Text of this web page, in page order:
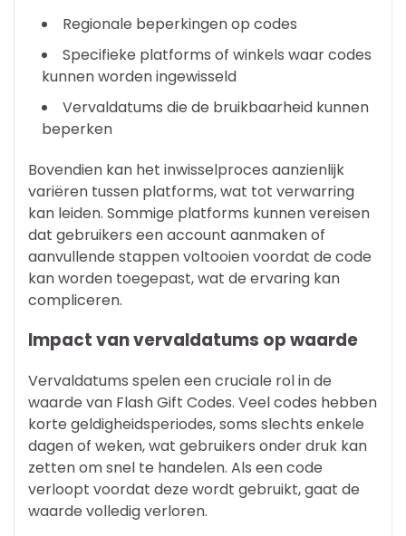
Regionale beperkingen op codes
Specifieke platforms of winkels waar codes
kunnen worden ingewisseld
Vervaldatums die de bruikbaarheid kunnen
beperken
Bovendien kan het inwisselproces aanzienlijk
variëren tussen platforms, wat tot verwarring
kan leiden. Sommige platforms kunnen vereisen
dat gebruikers een account aanmaken of
aanvullende stappen voltooien voordat de code
kan worden toegepast, wat de ervaring kan
compliceren.
Impact van vervaldatums op waarde
Vervaldatums spelen een cruciale rol in de
waarde van Flash Gift Codes. Veel codes hebben
korte geldigheidsperiodes, soms slechts enkele
dagen of weken, wat gebruikers onder druk kan
zetten om snel te handelen. Als een code
verloopt voordat deze wordt gebruikt, gaat de
waarde volledig verloren.